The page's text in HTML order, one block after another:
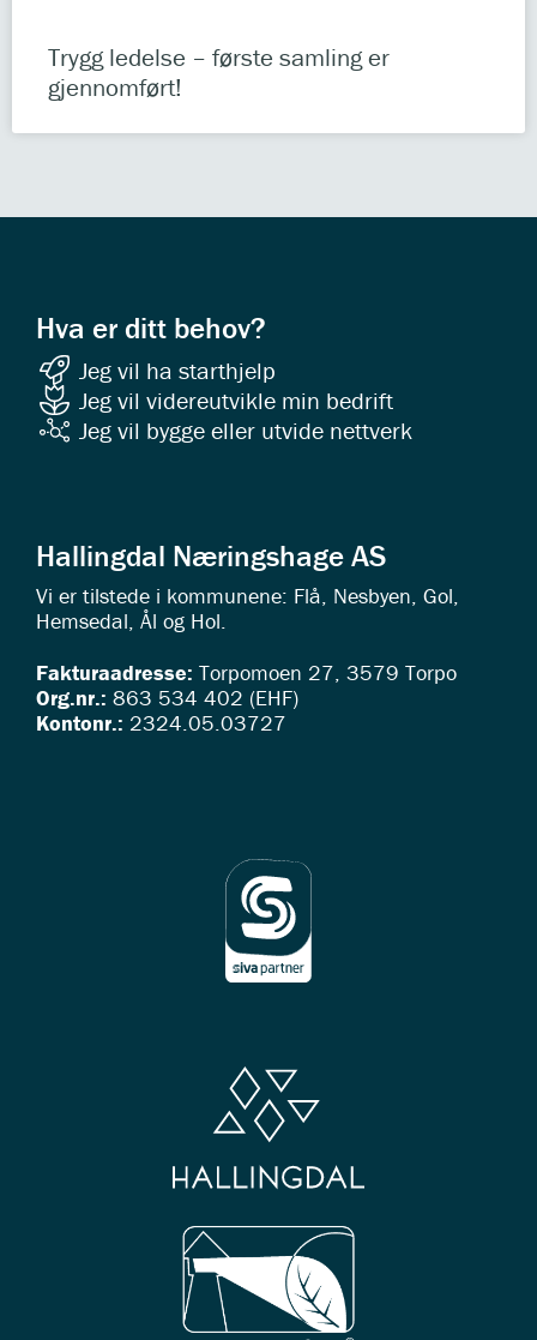
Trygg ledelse – første samling er
gjennomført!
Hva er ditt behov?
Jeg vil ha starthjelp
Jeg vil videreutvikle min bedrift
Jeg vil bygge eller utvide nettverk
Hallingdal Næringshage AS
Vi er tilstede i kommunene: Flå, Nesbyen, Gol,
Hemsedal, Ål og Hol.
Fakturaadresse: Torpomoen 27, 3579 Torpo
Org.nr.: 863 534 402 (EHF)
Kontonr.: 2324.05.03727